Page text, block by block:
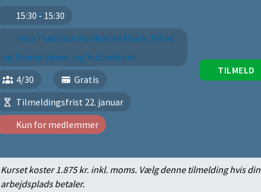
15:30 - 15:30
Høje Taastrup musikskole Musik, Billed
og Drama Børne- og Kulturhuset
4/30
Gratis
Tilmeldingsfrist 22. januar
Kun for medlemmer
TILMELD
Kurset koster 1.875 kr. inkl. moms. Vælg denne tilmelding hvis din
arbejdsplads betaler.